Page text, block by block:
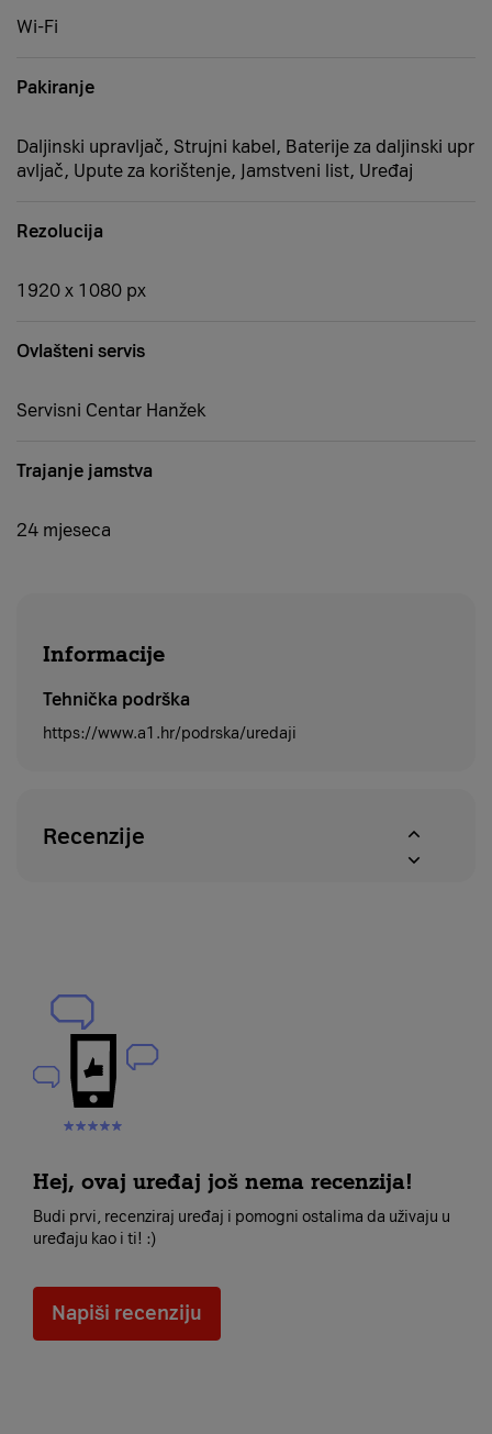
Wi-Fi
Pakiranje
Daljinski upravljač, Strujni kabel, Baterije za daljinski upr
avljač, Upute za korištenje, Jamstveni list, Uređaj
Rezolucija
1920 x 1080 px
Ovlašteni servis
Servisni Centar Hanžek
Trajanje jamstva
24 mjeseca
Informacije
Tehnička podrška
https://www.a1.hr/podrska/uredaji
Recenzije
Hej, ovaj uređaj još nema recenzija!
Budi prvi, recenziraj uređaj i pomogni ostalima da uživaju u
uređaju kao i ti! :)
Napiši recenziju